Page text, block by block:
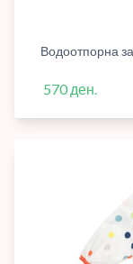
Водоотпорна
570 ден.